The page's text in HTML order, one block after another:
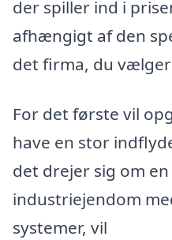
der spiller ind i
afhængigt af den
det firma, du
For det første vil
have en stor
det drejer sig om
industriejendom
systemer, vil